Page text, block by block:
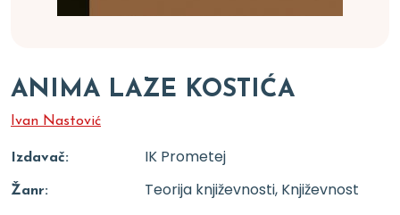
ANIMA LAZE KOSTIĆA
Ivan Nastović
Izdavač: IK Prometej
Žanr: Teorija književnosti, Književnost